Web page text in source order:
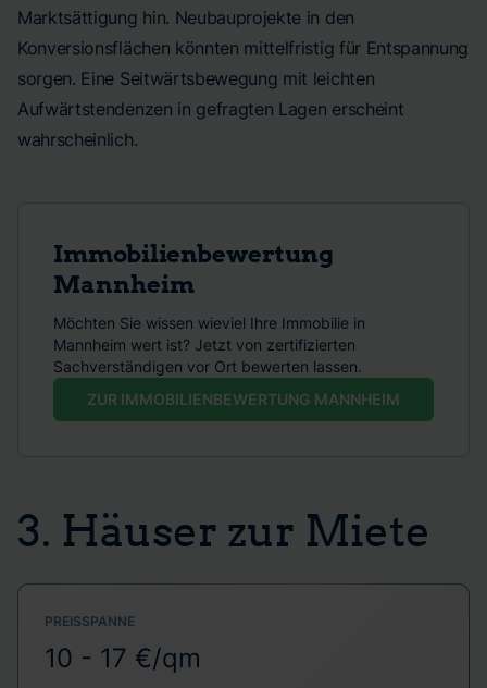
Marktsättigung hin. Neubauprojekte in den
Konversionsflächen könnten mittelfristig für Entspannung
sorgen. Eine Seitwärtsbewegung mit leichten
Aufwärtstendenzen in gefragten Lagen erscheint
wahrscheinlich.
Immobilienbewertung
Mannheim
Möchten Sie wissen wieviel Ihre Immobilie in
Mannheim wert ist? Jetzt von zertifizierten
Sachverständigen vor Ort bewerten lassen.
ZUR IMMOBILIENBEWERTUNG MANNHEIM
3. Häuser zur Miete
PREISSPANNE
10 - 17 €/qm